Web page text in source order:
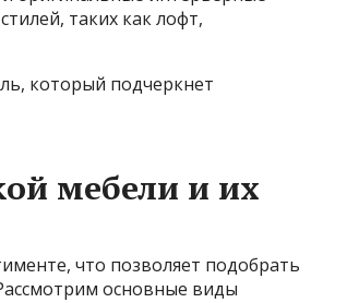
таких как лофт,
который подчеркнет
мебели и их
что позволяет подобрать
основные виды